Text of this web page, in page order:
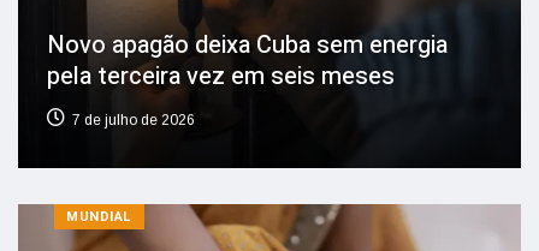
Novo apagão deixa Cuba sem energia
pela terceira vez em seis meses
7 de julho de 2026
MUNDIAL